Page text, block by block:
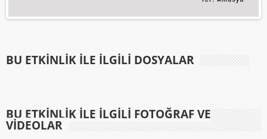
BU ETKINLIK ILE İLGILI DOSYALAR
BU ETKINLIK ILE İLGILI FOTOĞRAF VE
VIDEOLAR